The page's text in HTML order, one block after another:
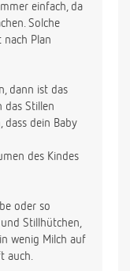
einfach, da
Solche
Plan
dann ist das
das Stillen
dass dein Baby
des Kindes
oder so
Stillhütchen,
wenig Milch auf
auch.